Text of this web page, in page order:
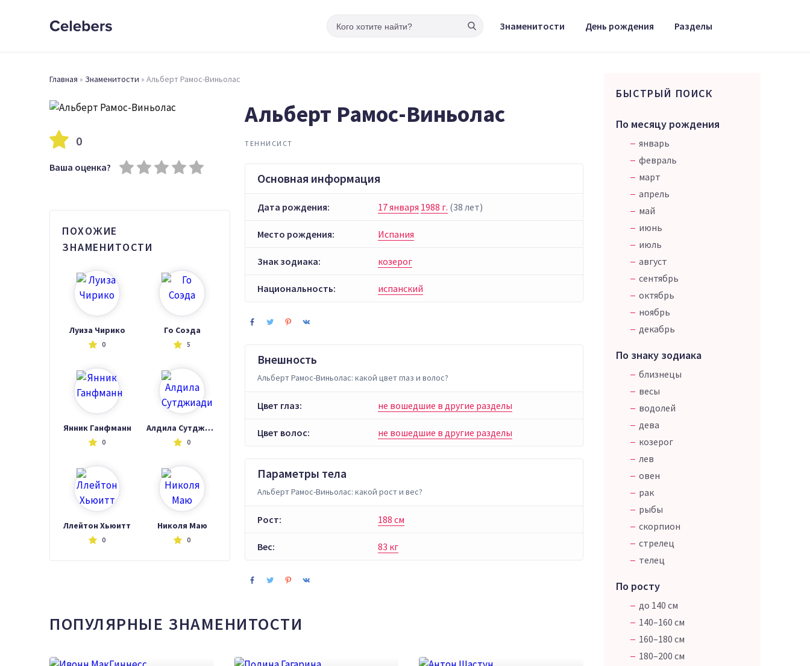
Знаменитости День рождения Разделы
Главная » Знаменитости » Альберт Рамос-Виньолас
0
Ваша оценка?
ПОХОЖИЕ
ЗНАМЕНИТОСТИ
Луиза Чирико
0
Го Соэда
5
Янник Ганфманн
0
Алдила Сутджиади
0
Ллейтон Хьюитт
0
Николя Маю
0
Альберт Рамос-Виньолас
ТЕННИСИСТ
Основная информация
Дата рождения: 17 января 1988 г. (38 лет)
Место рождения: Испания
Знак зодиака: козерог
Национальность: испанский
Внешность
Альберт Рамос-Виньолас: какой цвет глаз и волос?
Цвет глаз: не вошедшие в другие разделы
Цвет волос: не вошедшие в другие разделы
Параметры тела
Альберт Рамос-Виньолас: какой рост и вес?
Рост: 188 см
Вес: 83 кг
ПОПУЛЯРНЫЕ ЗНАМЕНИТОСТИ
БЫСТРЫЙ ПОИСК
По месяцу рождения
январь
февраль
март
апрель
май
июнь
июль
август
сентябрь
октябрь
ноябрь
декабрь
По знаку зодиака
близнецы
весы
водолей
дева
козерог
лев
овен
рак
рыбы
скорпион
стрелец
телец
По росту
до 140 см
140–160 см
160–180 см
180–200 см